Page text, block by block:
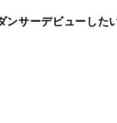
サーデビューした